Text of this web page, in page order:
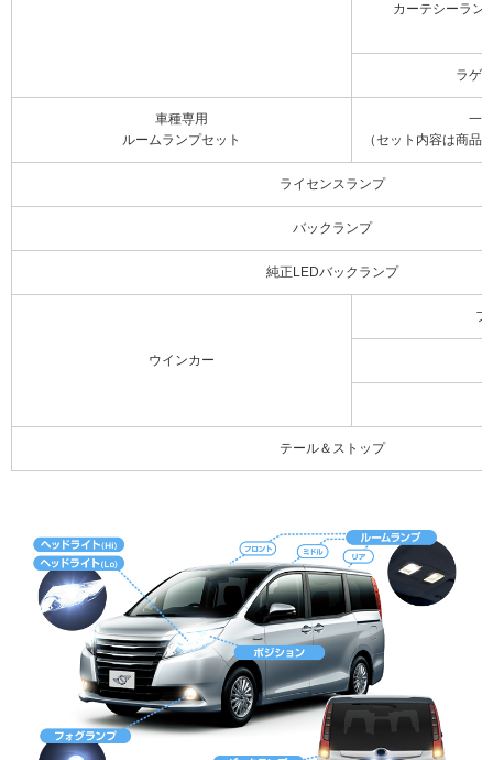
カーテシーラン
ラゲ
車種専用
ルームランプセット
一
（セット内容は商品
ライセンスランプ
バックランプ
純正LEDバックランプ
ウインカー
フ
テール＆ストップ